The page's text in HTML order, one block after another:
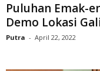
Puluhan Emak-
Demo Lokasi
Putra - April 22, 2022